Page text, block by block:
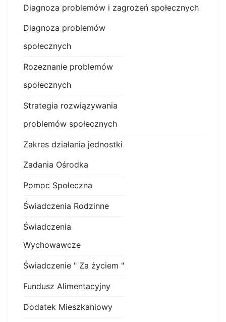
Diagnoza problemów i zagrożeń społecznych
Diagnoza problemów
społecznych
Rozeznanie problemów
społecznych
Strategia rozwiązywania
problemów społecznych
Zakres działania jednostki
Zadania Ośrodka
Pomoc Społeczna
Świadczenia Rodzinne
Świadczenia
Wychowawcze
Świadczenie " Za życiem "
Fundusz Alimentacyjny
Dodatek Mieszkaniowy